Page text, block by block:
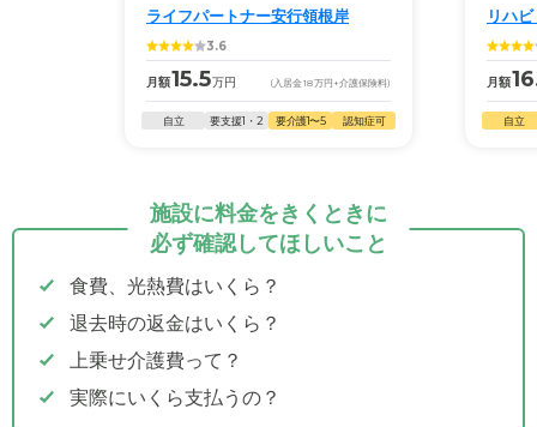
ライフパートナー安行領根岸
3.6
月額15.5万円 (入居金18万円 +介護保険料)
自立 要支援1・2 要介護1〜5 認知症可
リハ
月額
自立
施設に料金をきくときに
必ず確認してほしいこと
食費、光熱費はいくら？
退去時の返金はいくら？
上乗せ介護費って？
実際にいくら支払うの？